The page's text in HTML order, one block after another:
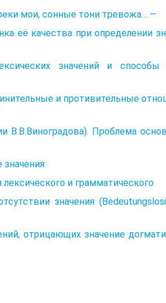
мои, сонные тони тревожа… —
её качества при определении
значений и способы
и противительные
В.В.Виноградова). Проблема
лексического и грамматического
значения
отрицающих значение